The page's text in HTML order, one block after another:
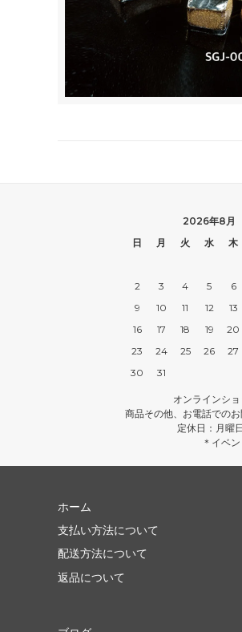
2026年8月
日
月 火 水 木
2
3 4 5 6
9
10 11 12 13
16
17 18 19 20
23
24 25 26 27
30
31
オンラインシ
商品その他、お電話での
定休日：月曜
＊イベ
ホーム
支払い方法について
配送方法について
返品について